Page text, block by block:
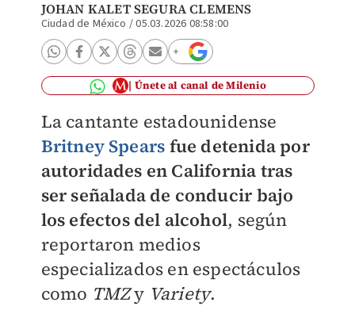
JOHAN KALET SEGURA CLEMENS
Ciudad de México /05.03.2026 08:58:00
Únete al canal de Milenio
La cantante estadounidense
Britney Spears fue detenida por
autoridades en California tras
ser señalada de conducir bajo
los efectos del alcohol, según
reportaron medios
especializados en espectáculos
como TMZy Variety.